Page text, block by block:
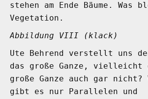
stehen am Ende Bäume.
Vegetation.
Abbildung VIII (klack)
Ute Behrend verstellt uns
das große Ganze, vielleicht
große Ganze auch gar
gibt es nur Parallelen und